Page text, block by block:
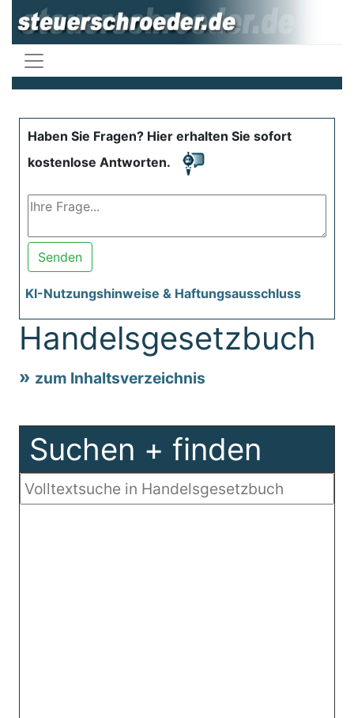
Haben Sie Fragen? Hier erhalten Sie sofort
kostenlose Antworten.
Senden
KI-Nutzungshinweise & Haftungsausschluss
Handelsgesetzbuch
zum Inhaltsverzeichnis
Suchen + finden